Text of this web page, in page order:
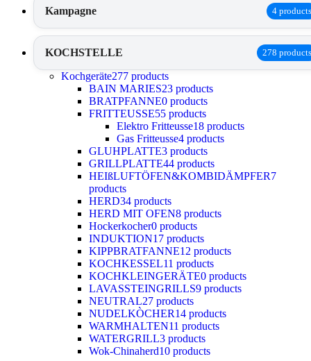
Kampagne 4 products
KOCHSTELLE 278 products
Kochgeräte277 products
BAIN MARIES23 products
BRATPFANNE0 products
FRITTEUSSE55 products
Elektro Fritteusse18 products
Gas Fritteusse4 products
GLUHPLATTE3 products
GRILLPLATTE44 products
HEIßLUFTÖFEN&KOMBIDÄMPFER7
products
HERD34 products
HERD MIT OFEN8 products
Hockerkocher0 products
INDUKTION17 products
KIPPBRATFANNE12 products
KOCHKESSEL11 products
KOCHKLEINGERÄTE0 products
LAVASSTEINGRILLS9 products
NEUTRAL27 products
NUDELKÒCHER14 products
WARMHALTEN11 products
WATERGRILL3 products
Wok-Chinaherd10 products